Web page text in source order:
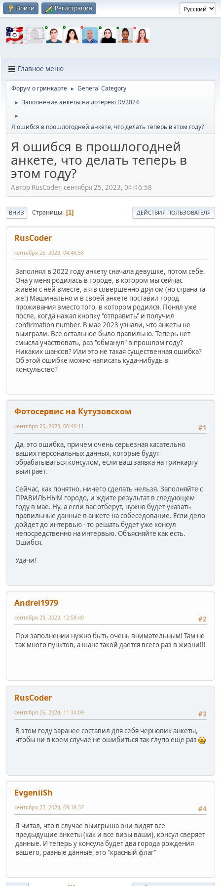
Войти Регистрация
Главное меню
Форум о гринкарте ► General Category
► Заполнение анкеты на лотерею DV2024
►
Я ошибся в прошлогодней анкете, что делать теперь в этом году?
Я ошибся в прошлогодней
анкете, что делать теперь в
этом году?
Автор RusCoder, сентября 25, 2023, 04:46:58
ВНИЗ Страницы 1 ДЕЙСТВИЯ ПОЛЬЗОВАТЕЛЯ
RusCoder
сентября 25, 2023, 04:46:58
Заполнял в 2022 году анкету сначала девушке, потом себе.
Она у меня родилась в городе, в котором мы сейчас
живём с ней вместе, а я в совершенно другом (но страна та
же!) Машинально и в своей анкете поставил город
проживания вместо того, в котором родился. Понял уже
после, когда нажал кнопку "отправить" и получил
confirmation number. В мае 2023 узнали, что анкеты не
выиграли. Всё остальное было правильно. Теперь нет
смысла участвовать, раз "обманул" в прошлом году?
Никаких шансов? Или это не такая существенная ошибка?
Об этой ошибке можно написать куда-нибудь в
консульство?
Фотосервис на Кутузовском
#1
сентября 25, 2023, 06:46:11
Да, это ошибка, причем очень серьезная касательно
ваших персональных данных, которые будут
обрабатываться консулом, если ваш заявка на гринкарту
выиграет.
Сейчас, как понятно, ничего сделать нельзя. Заполняйте с
ПРАВИЛЬНЫМ городо, и ждите результат в следующем
году в мае. Ну, а если вас отберут, нужно будет указать
правильные данные в анкете на собеседование. Если дело
дойдет до интервью - то решать будет уже консул
непосредственно на интервью. Объясняйте как есть.
Ошибся.
Удачи!
Andrei1979
#2
сентября 29, 2023, 12:58:49
При заполнении нужно быть очень внимательным! Там не
так много пунктов, а шанс такой дается всего раз в жизни!!!
RusCoder
#3
сентября 26, 2024, 11:34:09
В этом году заранее составил для себя черновик анкеты,
чтобы ни в коем случае не ошибиться так глупо ещё раз
EvgeniiSh
#4
сентября 27, 2024, 09:18:37
Я читал, что в случае выигрыша они видят все
предыдущие анкеты (как и все визы ваши), консул сверяет
данные. И теперь у консула будет два города рождения
вашего, разные данные, это "красный флаг"